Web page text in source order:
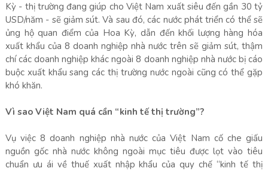
Kỳ - thị trường đang giúp cho Việt Nam xuất siêu đến gần 30 tỷ
USD/năm - sẽ giảm sút. Và sau đó, các nước phát triển có thể sẽ
ủng hộ quan điểm của Hoa Kỳ, dẫn đến khối lượng hàng hóa
xuất khẩu của 8 doanh nghiệp nhà nước trên sẽ giảm sút, thậm
chí các doanh nghiệp khác ngoài 8 doanh nghiệp nhà nước bị cáo
buộc xuất khẩu sang các thị trường nước ngoài cũng có thể gặp
khó khăn.
Vì sao Việt Nam quá cần “kinh tế thị trường”?
Vụ việc 8 doanh nghiệp nhà nước của Việt Nam cố che giấu
nguồn gốc nhà nước không ngoài mục tiêu được lọt vào tiêu
chuẩn ưu ái về thuế xuất nhập khẩu của quy chế “kinh tế thị